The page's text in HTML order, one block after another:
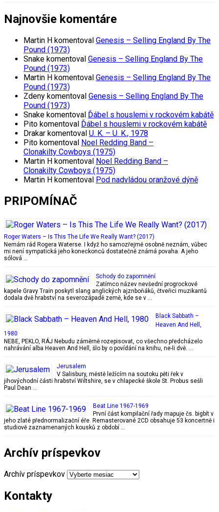
Najnovšie komentáre
Martin H komentoval Genesis – Selling England By The
Pound (1973)
Snake komentoval Genesis – Selling England By The
Pound (1973)
Martin H komentoval Genesis – Selling England By The
Pound (1973)
Zdeny komentoval Genesis – Selling England By The
Pound (1973)
Snake komentoval Ďábel s houslemi v rockovém kabátě
Pito komentoval Ďábel s houslemi v rockovém kabátě
Drakar komentoval U. K. – U. K., 1978
Pito komentoval Noel Redding Band –
Clonakilty Cowboys (1975)
Martin H komentoval Noel Redding Band –
Clonakilty Cowboys (1975)
Martin H komentoval Pod nadvládou oranžové dýně
PRIPOMÍNAČ
Roger Waters ‎– Is This The Life We Really Want? (2017)
Nemám rád Rogera Waterse. I když ho samozřejmě osobně neznám, vůbec
mi není sympatická jeho koneckonců dostatečně známá povaha. A jeho
sólová …
Schody do zapomnění
Zatímco název nevšední progrockové
kapele Gravy Train poskytl slang anglických ajznboňáků, čtveřici muzikantů
dodala dvě hrabství na severozápadě země, kde se v …
Black Sabbath –
Heaven And Hell,
1980
NEBE, PEKLO, RÁJ Nebudu záměrně rozepisovat, co všechno předcházelo
nahrávání alba Heaven And Hell, šlo by o povídání na knihu, ne-li dvě. …
Jerusalem
V Salisbury, městě ležícím na soutoku pěti řek v
jihovýchodní části hrabství Wiltshire, se v chlapecké škole St. Probus sešli
Paul Dean …
Beat Line 1967-1969
První část kompilační řady mapuje čs. bigbít v
jeho zlaté přednormalizační éře. Remasterované 2CD obsahuje 53 koncertně i
studiově zaznamenaných kousků z období …
Archív príspevkov
Archív príspevkov
Kontakty